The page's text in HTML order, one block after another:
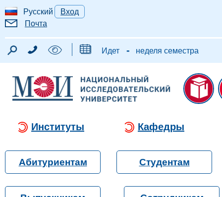
Русский
Вход
Почта
Идет - неделя семестра
Институты Кафедры
Абитуриентам Студентам